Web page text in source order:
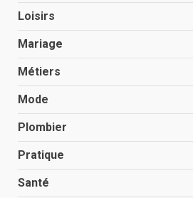
Loisirs
Mariage
Métiers
Mode
Plombier
Pratique
Santé